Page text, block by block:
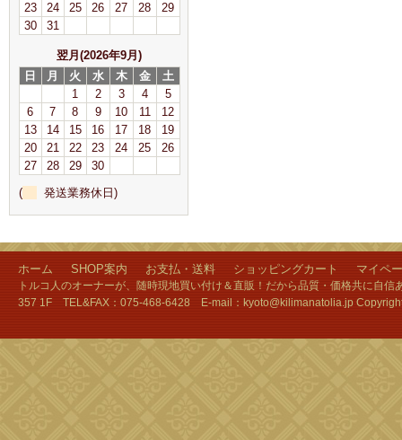
23
24 25 26 27 28
29
30
31
翌月(2026年9月)
日
月 火 水 木 金
土
1
2 3 4
5
6
7 8 9 10 11
12
13
14 15 16 17 18
19
20
21 22 23 24 25
26
27
28 29
30
(
発送業務休日)
ホーム SHOP案内 お支払・送料 ショッピングカート マイペ
トルコ人のオーナーが、随時現地買い付け＆直販！だから品質・価格共に自
357 1F TEL&FAX：075-468-6428 E-mail：kyoto@kilimanatolia.jp